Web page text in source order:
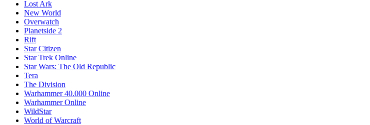
Lost Ark
New World
Overwatch
Planetside 2
Rift
Star Citizen
Star Trek Online
Star Wars: The Old Republic
Tera
The Division
Warhammer 40.000 Online
Warhammer Online
WildStar
World of Warcraft